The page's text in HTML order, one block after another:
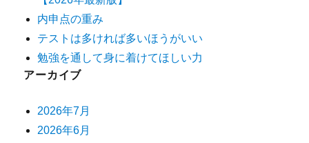
内申点の重み
テストは多ければ多いほうがいい
勉強を通して身に着けてほしい力
アーカイブ
2026年7月
2026年6月